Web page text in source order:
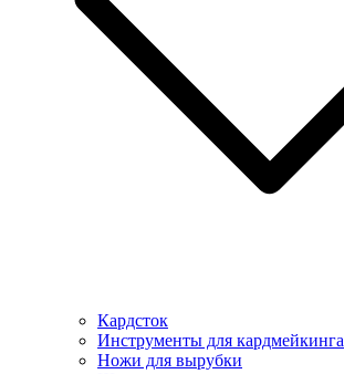
Кардсток
Инструменты для кардмейкинга
Ножи для вырубки